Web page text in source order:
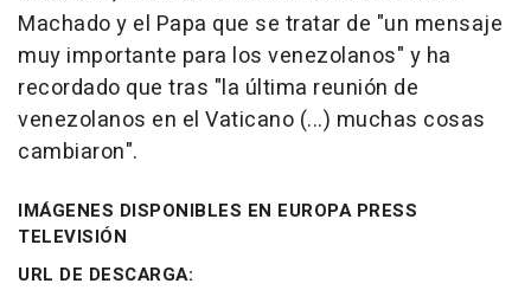
Machado y el Papa que se tratar de "un mensaje
muy importante para los venezolanos" y ha
recordado que tras "la última reunión de
venezolanos en el Vaticano (...) muchas cosas
cambiaron".
IMÁGENES DISPONIBLES EN EUROPA PRESS
TELEVISIÓN
URL DE DESCARGA: